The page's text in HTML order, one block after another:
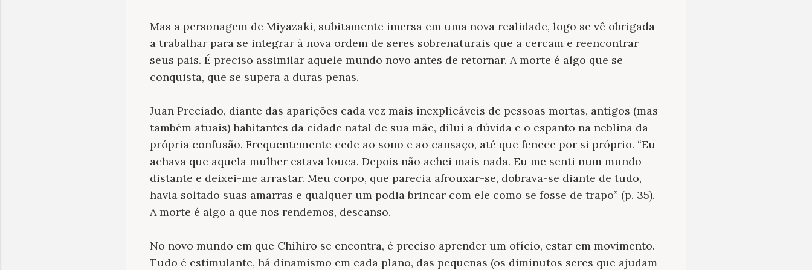
Mas a personagem de Miyazaki, subitamente imersa em uma nova realidade, logo se vê obrigada
a trabalhar para se integrar à nova ordem de seres sobrenaturais que a cercam e reencontrar
seus pais. É preciso assimilar aquele mundo novo antes de retornar. A morte é algo que se
conquista, que se supera a duras penas.
Juan Preciado, diante das aparições cada vez mais inexplicáveis de pessoas mortas, antigos (mas
também atuais) habitantes da cidade natal de sua mãe, dilui a dúvida e o espanto na neblina da
própria confusão. Frequentemente cede ao sono e ao cansaço, até que fenece por si próprio. “Eu
achava que aquela mulher estava louca. Depois não achei mais nada. Eu me senti num mundo
distante e deixei-me arrastar. Meu corpo, que parecia afrouxar-se, dobrava-se diante de tudo,
havia soltado suas amarras e qualquer um podia brincar com ele como se fosse de trapo” (p. 35).
A morte é algo a que nos rendemos, descanso.
No novo mundo em que Chihiro se encontra, é preciso aprender um ofício, estar em movimento.
Tudo é estimulante, há dinamismo em cada plano, das pequenas (os diminutos seres que ajudam